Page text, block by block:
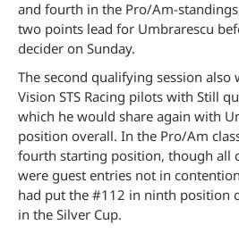
and fourth in the Pro/Am-
two points lead for Umbrarescu
decider on Sunday.
The second qualifying session also
Vision STS Racing pilots with Still
which he would share again with
position overall. In the Pro/Am
fourth starting position, though all
were guest entries not in
had put the #112 in ninth position
in the Silver Cup.